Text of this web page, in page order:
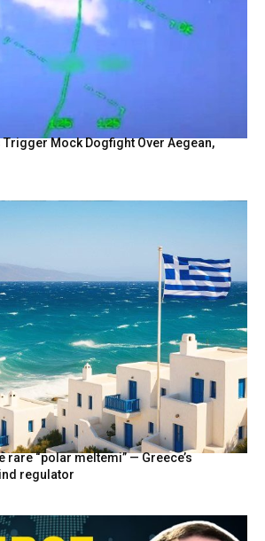
Mock Dogfight Over Aegean,
rare “polar meltemi” — Greece’s
regulator